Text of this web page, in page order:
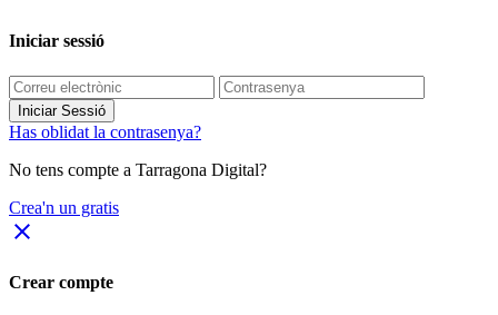
Iniciar sessió
Iniciar Sessió
Has oblidat la contrasenya?
No tens compte a Tarragona Digital?
Crea'n un gratis
close
Crear compte